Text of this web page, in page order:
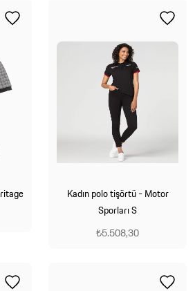
Kadın polo tişörtü - Motor
Sporları S
₺5.508,30